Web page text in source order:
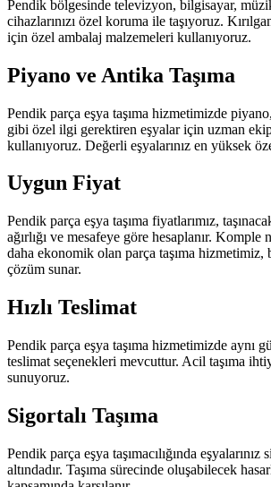
Pendik bölgesinde televizyon, bilgisayar,
cihazlarınızı özel koruma ile taşıyoruz.
için özel ambalaj malzemeleri kullanıyoruz.
Piyano ve Antika Taşıma
Pendik parça eşya taşıma hizmetimizde
gibi özel ilgi gerektiren eşyalar için uzman
kullanıyoruz. Değerli eşyalarınız en yüksek
Uygun Fiyat
Pendik parça eşya taşıma fiyatlarımız,
ağırlığı ve mesafeye göre hesaplanır.
daha ekonomik olan parça taşıma hizmetimiz,
çözüm sunar.
Hızlı Teslimat
Pendik parça eşya taşıma hizmetimizde aynı
teslimat seçenekleri mevcuttur. Acil taşıma
sunuyoruz.
Sigortalı Taşıma
Pendik parça eşya taşımacılığında eşyalarınız
altındadır. Taşıma sürecinde oluşabilecek